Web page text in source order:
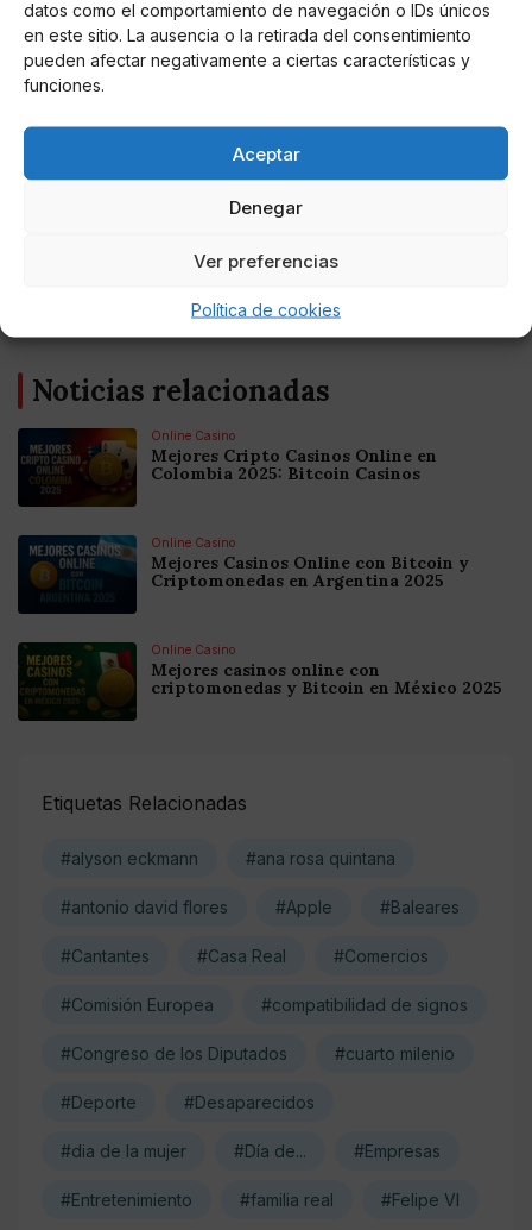
datos como el comportamiento de navegación o IDs únicos
en este sitio. La ausencia o la retirada del consentimiento
pueden afectar negativamente a ciertas características y
funciones.
Aceptar
Denegar
Ver preferencias
Política de cookies
Elon Musk POR FIN compra Twitter y la red
reacciona con MEMES
Una de las primera noticias ante la compra, es que el ex
Noticias relacionadas
Online Casino
Mejores Cripto Casinos Online en
Colombia 2025: Bitcoin Casinos
Online Casino
Mejores Casinos Online con Bitcoin y
Criptomonedas en Argentina 2025
Online Casino
Mejores casinos online con
criptomonedas y Bitcoin en México 2025
Etiquetas Relacionadas
#alyson eckmann #ana rosa quintana
#antonio david flores #Apple #Baleares
#Cantantes #Casa Real #Comercios
#Comisión Europea #compatibilidad de signos
#Congreso de los Diputados #cuarto milenio
#Deporte #Desaparecidos
#dia de la mujer #Día de... #Empresas
#Entretenimiento #familia real #Felipe VI